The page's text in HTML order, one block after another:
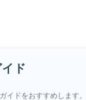
ド
イドをおすすめします。